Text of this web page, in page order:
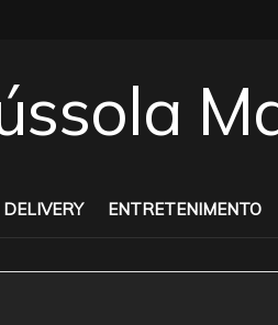
DELIVERY ENTRETENIMENTO